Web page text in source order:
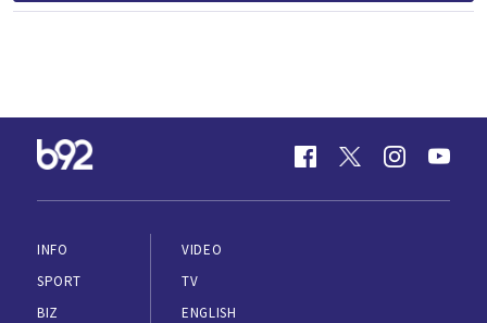
INFO
SPORT
BIZ
VIDEO
TV
ENGLISH